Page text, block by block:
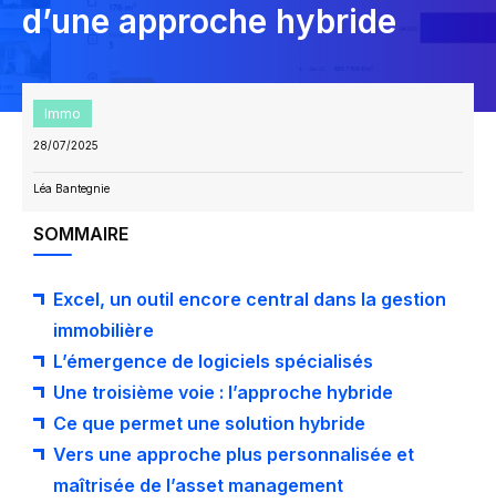
d’une approche hybride
Immo
28/07/2025
Léa Bantegnie
SOMMAIRE
Excel, un outil encore central dans la gestion
immobilière
L’émergence de logiciels spécialisés
Une troisième voie : l’approche hybride
Ce que permet une solution hybride
Vers une approche plus personnalisée et
maîtrisée de l’asset management